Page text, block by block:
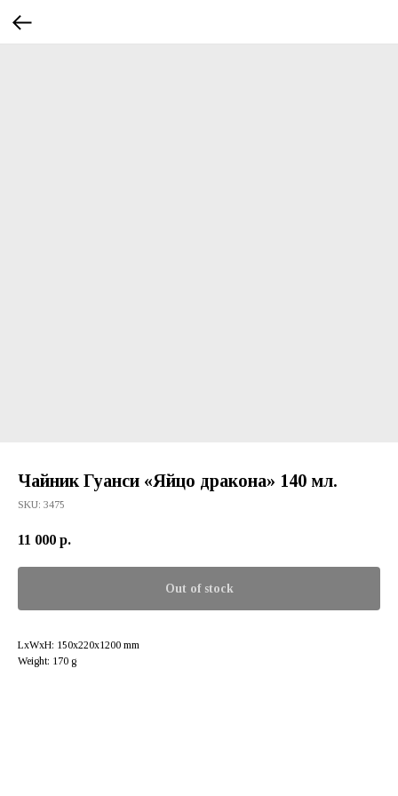
Чайник Гуанси «Яйцо дракона» 140 мл.
SKU: 3475
11 000 р.
Out of stock
LxWxH: 150x220x1200 mm
Weight: 170 g